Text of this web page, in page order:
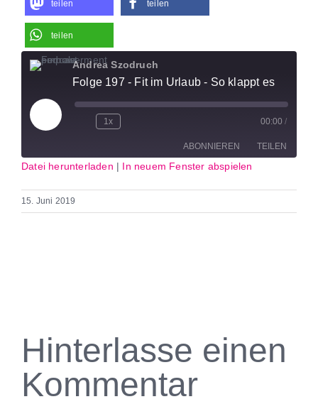
teilen teilen
teilen
Andrea Szodruch
Folge 197 - Fit im Urlaub - So klappt es
Play
Episode
1x 00:00 /
ABONNIEREN TEILEN
RSS
FEED
LINK
Datei herunterladen | In neuem Fenster abspielen
15. Juni 2019
Hinterlasse einen
Kommentar